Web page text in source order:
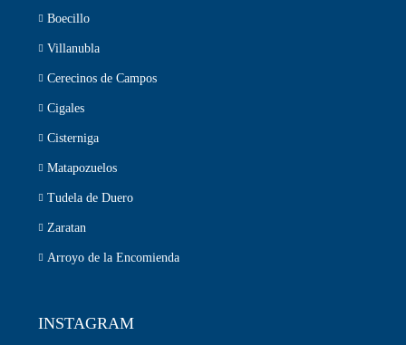
Boecillo
Villanubla
Cerecinos de Campos
Cigales
Cisterniga
Matapozuelos
Tudela de Duero
Zaratan
Arroyo de la Encomienda
INSTAGRAM